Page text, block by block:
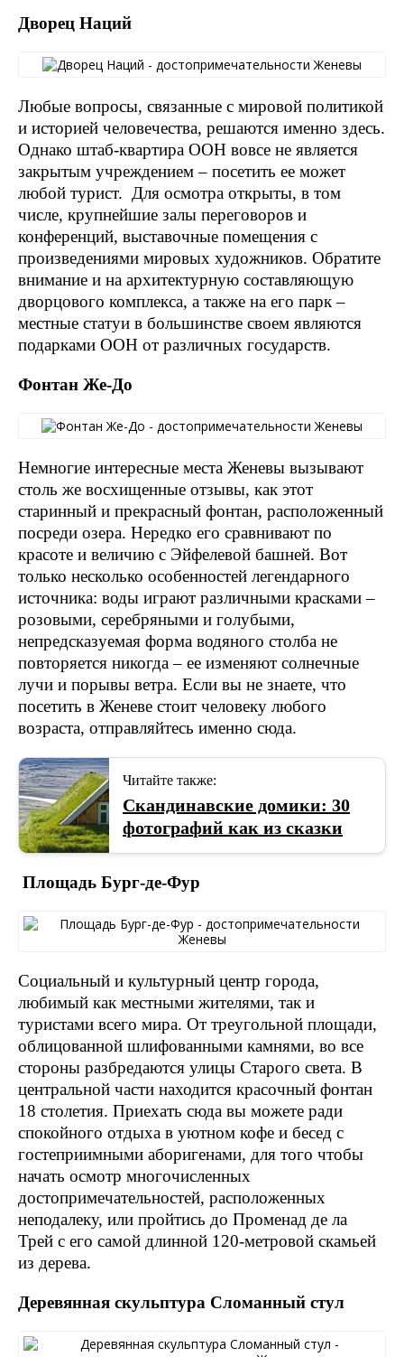
Дворец Наций
Любые вопросы, связанные с мировой политикой
и историей человечества, решаются именно здесь.
Однако штаб-квартира ООН вовсе не является
закрытым учреждением – посетить ее может
любой турист. Для осмотра открыты, в том
числе, крупнейшие залы переговоров и
конференций, выставочные помещения с
произведениями мировых художников. Обратите
внимание и на архитектурную составляющую
дворцового комплекса, а также на его парк –
местные статуи в большинстве своем являются
подарками ООН от различных государств.
Фонтан Же-До
Немногие интересные места Женевы вызывают
столь же восхищенные отзывы, как этот
старинный и прекрасный фонтан, расположенный
посреди озера. Нередко его сравнивают по
красоте и величию с Эйфелевой башней. Вот
только несколько особенностей легендарного
источника: воды играют различными красками –
розовыми, серебряными и голубыми,
непредсказуемая форма водяного столба не
повторяется никогда – ее изменяют солнечные
лучи и порывы ветра. Если вы не знаете, что
посетить в Женеве стоит человеку любого
возраста, отправляйтесь именно сюда.
Читайте также:
Скандинавские домики: 30
фотографий как из сказки
Площадь Бург-де-Фур
Социальный и культурный центр города,
любимый как местными жителями, так и
туристами всего мира. От треугольной площади,
облицованной шлифованными камнями, во все
стороны разбредаются улицы Старого света. В
центральной части находится красочный фонтан
18 столетия. Приехать сюда вы можете ради
спокойного отдыха в уютном кофе и бесед с
гостеприимными аборигенами, для того чтобы
начать осмотр многочисленных
достопримечательностей, расположенных
неподалеку, или пройтись до Променад де ла
Трей с его самой длинной 120-метровой скамьей
из дерева.
Деревянная скульптура Сломанный стул